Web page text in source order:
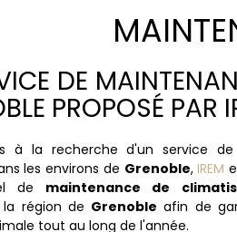
DE
PROPOSÉ PAR
à la recherche d'un service de
les environs de Grenoble,IREM
de maintenance de
la région de Grenoble afin de
tout au long de l'année.